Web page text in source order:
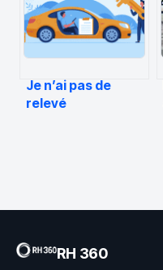
Je n’ai pas de
relevé
RH 360